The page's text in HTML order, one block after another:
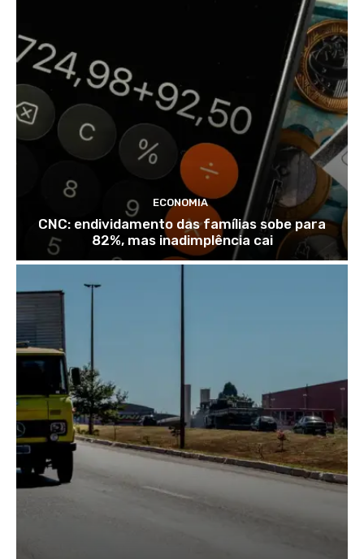
ECONOMIA
CNC: endividamento das famílias sobe para
82%, mas inadimplência cai